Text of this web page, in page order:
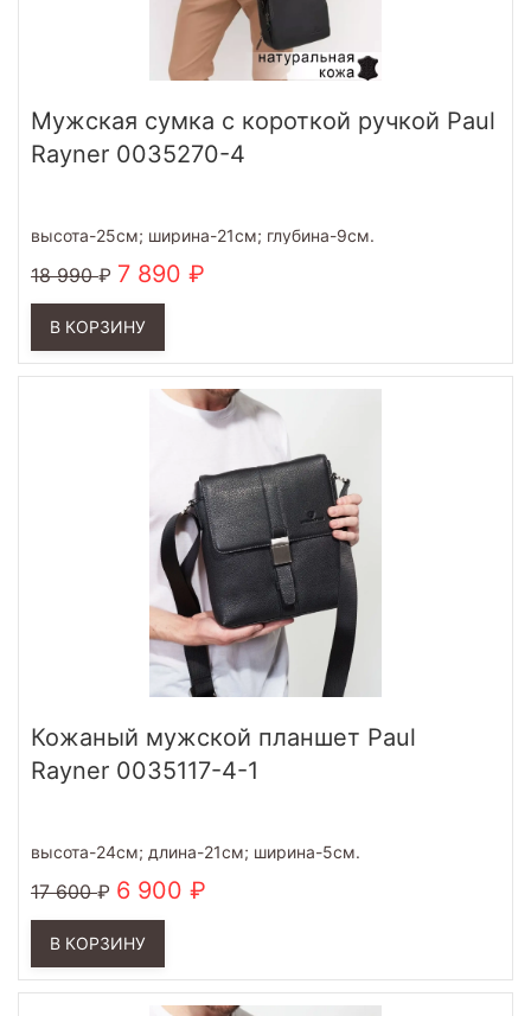
Мужская сумка с короткой ручкой Paul
Rayner 0035270-4
высота-25см; ширина-21см; глубина-9см.
18 990 7 890
В КОРЗИНУ
Кожаный мужской планшет Paul
Rayner 0035117-4-1
высота-24см; длина-21см; ширина-5см.
17 600 6 900
В КОРЗИНУ